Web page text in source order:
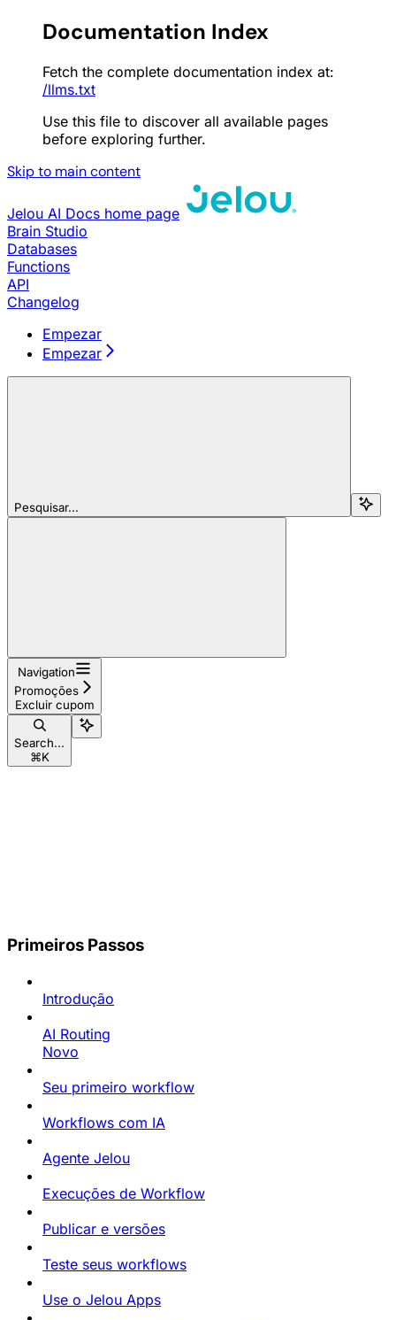
Documentation Index
Fetch the complete documentation index at:
/llms.txt
Use this file to discover all available pages
before exploring further.
Skip to main content
Jelou AI Docs home page
Brain Studio
Databases
Functions
API
Changelog
Empezar
Empezar
Pesquisar...
Navigation
Promoções
Excluir cupom
Search...
⌘K
Primeiros Passos
Introdução
AI Routing
Novo
Seu primeiro workflow
Workflows com IA
Agente Jelou
Execuções de Workflow
Publicar e versões
Teste seus workflows
Use o Jelou Apps